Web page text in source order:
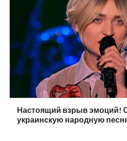
Настоящий взрыв эмоций!
украинскую народную